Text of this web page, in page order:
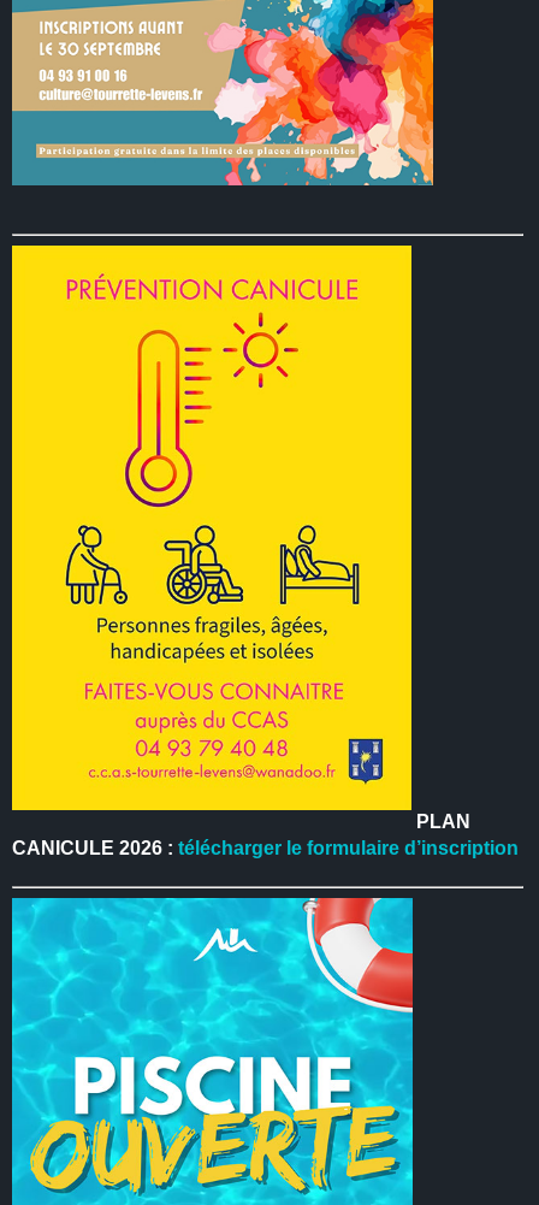
PLAN
CANICULE 2026 :télécharger le formulaire d’inscription